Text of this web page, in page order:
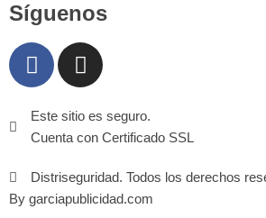
Síguenos
Este sitio es seguro.
Cuenta con Certificado SSL
Distriseguridad. Todos los derechos
By garciapublicidad.com